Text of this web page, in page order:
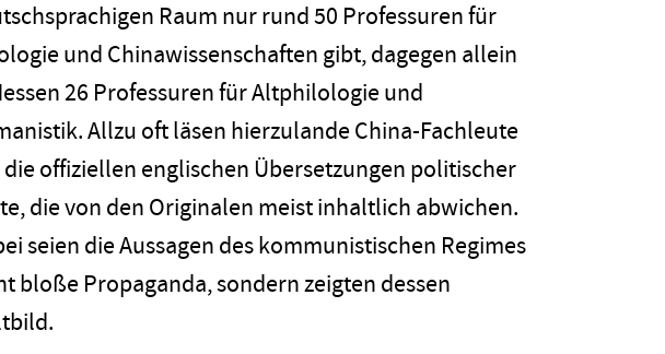
Raum nur rund 50 Professuren für
und Chinawissenschaften gibt, dagegen allein
26 Professuren für Altphilologie und
Allzu oft läsen hierzulande China-Fachleute
offiziellen englischen Übersetzungen politischer
die von den Originalen meist inhaltlich abwichen.
seien die Aussagen des kommunistischen Regimes
bloße Propaganda, sondern zeigten dessen